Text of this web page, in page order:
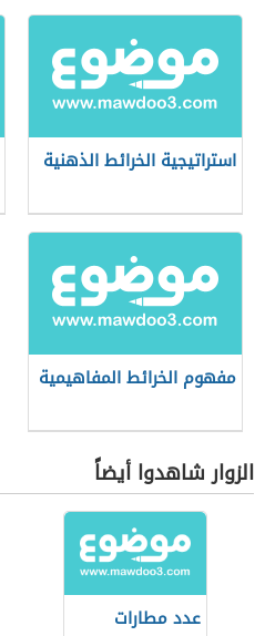
استراتيجية الخرائط الذهنية
مفهوم الخرائط المفاهيمية
الزوار شاهدوا أيضاً
عدد مطارات